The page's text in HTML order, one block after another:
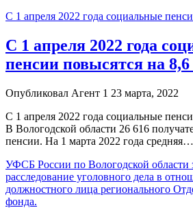
С 1 апреля 2022 года социальные
С 1 апреля 2022 года
пенсии повысятся на
Опубликовал Агент 1 23 марта, 2022
С 1 апреля 2022 года социальные
В Вологодской области 26 616
пенсии. На 1 марта 2022 года средняя…
УФСБ России по Вологодской области
расследование уголовного дела в
должностного лица регионального
фонда.